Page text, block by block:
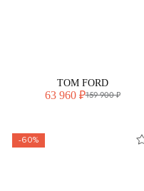
TOM FORD
63 960 ₽159 900 ₽
-60%